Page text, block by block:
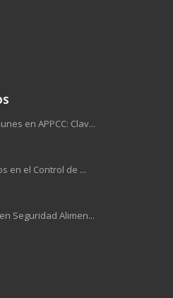
en APPCC: Clav...
en el Control de ...
Seguridad Alimen...